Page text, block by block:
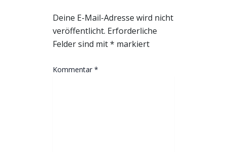
Deine E-Mail-Adresse wird nicht
veröffentlicht. Erforderliche
Felder sind mit* markiert
Kommentar *